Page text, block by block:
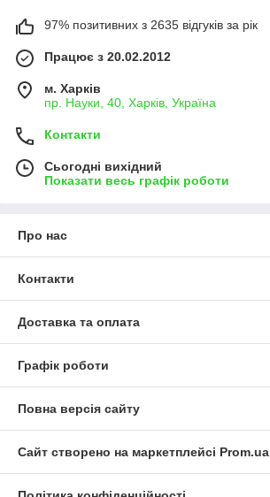
97% позитивних з 2635 відгуків за рік
Працює з 20.02.2012
м. Харків
пр. Науки, 40, Харків, Україна
Контакти
Сьогодні вихідний
Показати весь графік роботи
Про нас
Контакти
Доставка та оплата
Графік роботи
Повна версія сайту
Сайт створено на маркетплейсі Prom.ua